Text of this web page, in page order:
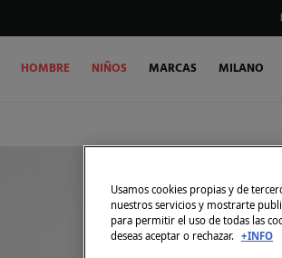
HOMBRE NIÑOS MARCAS MILANO
Usamos cookies propias y de
nuestros servicios y mostrarte
para permitir el uso de todas las
deseas aceptar o rechazar. +INFO